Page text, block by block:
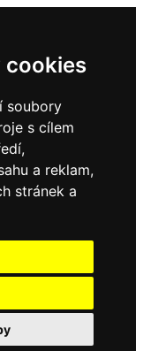
cookies
soubory
s cílem
a reklam,
stránek a